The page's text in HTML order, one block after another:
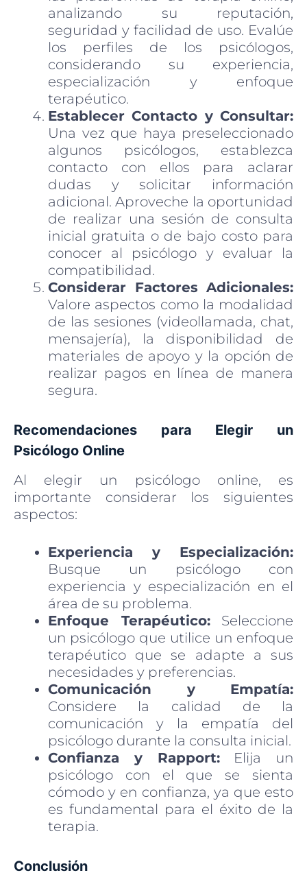
analizando su reputación,
seguridad y facilidad de uso. Evalúe
los perfiles de los psicólogos,
considerando su experiencia,
especialización y enfoque
terapéutico.
Establecer Contacto y Consultar:
Una vez que haya preseleccionado
algunos psicólogos, establezca
contacto con ellos para aclarar
dudas y solicitar información
adicional. Aproveche la oportunidad
de realizar una sesión de consulta
inicial gratuita o de bajo costo para
conocer al psicólogo y evaluar la
compatibilidad.
Considerar Factores Adicionales:
Valore aspectos como la modalidad
de las sesiones (videollamada, chat,
mensajería), la disponibilidad de
materiales de apoyo y la opción de
realizar pagos en línea de manera
segura.
Recomendaciones para Elegir un
Psicólogo Online
Al elegir un psicólogo online, es
importante considerar los siguientes
aspectos:
Experiencia y Especialización:
Busque un psicólogo con
experiencia y especialización en el
área de su problema.
Enfoque Terapéutico:Seleccione
un psicólogo que utilice un enfoque
terapéutico que se adapte a sus
necesidades y preferencias.
Comunicación y Empatía:
Considere la calidad de la
comunicación y la empatía del
psicólogo durante la consulta inicial.
Confianza y Rapport:Elija un
psicólogo con el que se sienta
cómodo y en confianza, ya que esto
es fundamental para el éxito de la
terapia.
Conclusión